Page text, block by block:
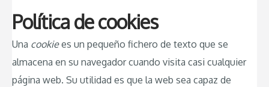
Política de cookies
Una cookiees un pequeño fichero de texto que se
almacena en su navegador cuando visita casi cualquier
página web. Su utilidad es que la web sea capaz de